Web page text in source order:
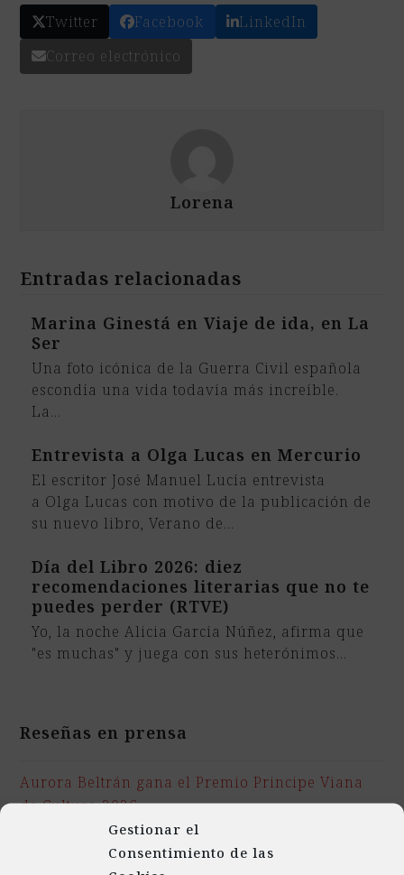
Gestionar el
Consentimiento de las
Twitter Facebook
LinkedIn
Correo electrónico
Lorena
Entradas relacionadas
Marina Ginestá en Viaje de ida, en La
Ser
Una foto icónica de la Guerra Civil española
escondía una vida todavía más increíble.
La…
Entrevista a Olga Lucas en Mercurio
El escritor José Manuel Lucía entrevista
a Olga Lucas con motivo de la publicación de
su nuevo libro, Verano de…
Día del Libro 2026: diez
recomendaciones literarias que no te
puedes perder (RTVE)
Yo, la noche Alicia García Núñez, afirma que
"es muchas" y juega con sus heterónimos…
Reseñas en prensa
Aurora Beltrán gana el Premio Principe Viana
de Cultura 2026
Marina Ginestá en Viaje de ida, en La Ser